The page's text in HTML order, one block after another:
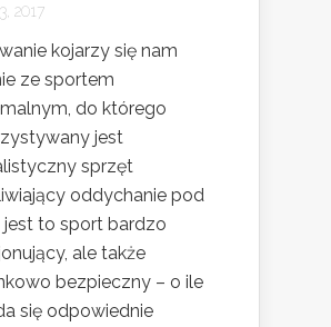
2017
kojarzy się nam
ze sportem
do którego
jest
sprzęt
oddychanie pod
jest to sport bardzo
ale także
bezpieczny – o ile
się odpowiednie